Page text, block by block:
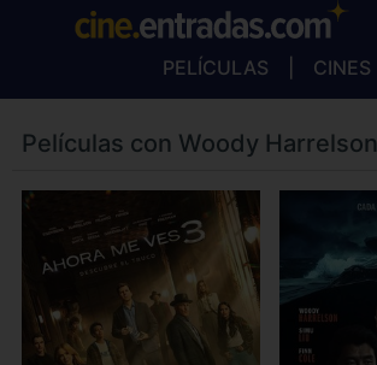
PELÍCULAS CINES
Películas con Woody Harrelson